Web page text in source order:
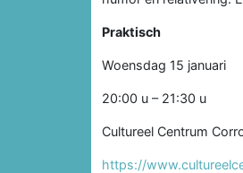
Praktisch
Woensdag 15 januari
20:00 u – 21:30 u
Cultureel Centrum
https://